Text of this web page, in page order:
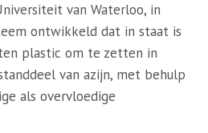
van Waterloo, in
ontwikkeld dat in staat is
plastic om te zetten in
van azijn, met behulp
als overvloedige